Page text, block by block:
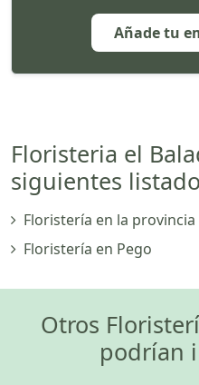
Añade tu
Floristeria el
siguientes
Floristería en la
Floristería en Pego
Otros
podrían